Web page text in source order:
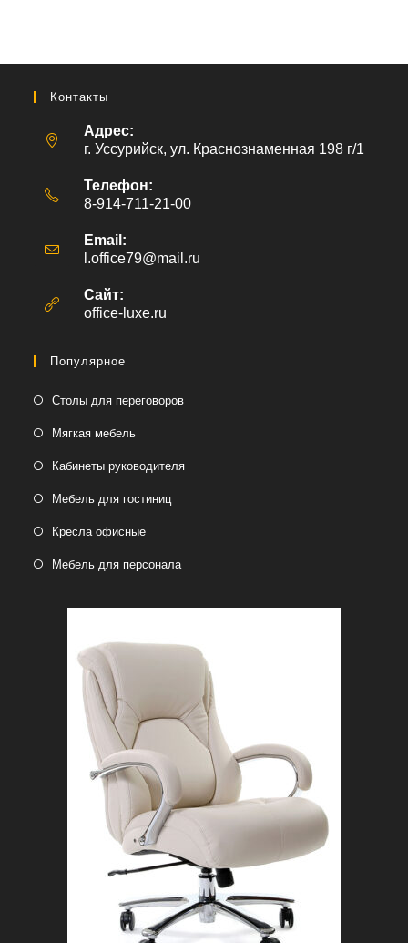
Контакты
Адрес:
г. Уссурийск, ул. Краснознаменная 198 г/1
Телефон:
8-914-711-21-00
Email:
l.office79@mail.ru
Сайт:
office-luxe.ru
Популярное
Столы для переговоров
Мягкая мебель
Кабинеты руководителя
Мебель для гостиниц
Кресла офисные
Мебель для персонала